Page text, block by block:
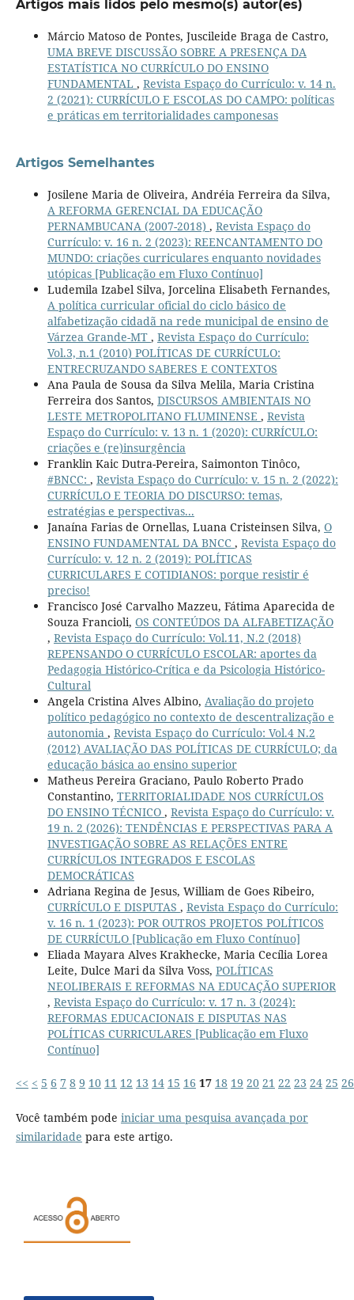
Artigos mais lidos pelo mesmo(s) autor(es)
Márcio Matoso de Pontes, Juscileide Braga de Castro,
UMA BREVE DISCUSSÃO SOBRE A PRESENÇA DA
ESTATÍSTICA NO CURRÍCULO DO ENSINO
FUNDAMENTAL , Revista Espaço do Currículo: v. 14 n.
2 (2021): CURRÍCULO E ESCOLAS DO CAMPO: políticas
e práticas em territorialidades camponesas
Artigos Semelhantes
Josilene Maria de Oliveira, Andréia Ferreira da Silva,
A REFORMA GERENCIAL DA EDUCAÇÃO
PERNAMBUCANA (2007-2018) , Revista Espaço do
Currículo: v. 16 n. 2 (2023): REENCANTAMENTO DO
MUNDO: criações curriculares enquanto novidades
utópicas [Publicação em Fluxo Contínuo]
Ludemila Izabel Silva, Jorcelina Elisabeth Fernandes,
A política curricular oficial do ciclo básico de
alfabetização cidadã na rede municipal de ensino de
Várzea Grande-MT , Revista Espaço do Currículo:
Vol.3, n.1 (2010) POLÍTICAS DE CURRÍCULO:
ENTRECRUZANDO SABERES E CONTEXTOS
Ana Paula de Sousa da Silva Melila, Maria Cristina
Ferreira dos Santos, DISCURSOS AMBIENTAIS NO
LESTE METROPOLITANO FLUMINENSE , Revista
Espaço do Currículo: v. 13 n. 1 (2020): CURRÍCULO:
criações e (re)insurgência
Franklin Kaic Dutra-Pereira, Saimonton Tinôco,
#BNCC: , Revista Espaço do Currículo: v. 15 n. 2 (2022):
CURRÍCULO E TEORIA DO DISCURSO: temas,
estratégias e perspectivas...
Janaína Farias de Ornellas, Luana Cristeinsen Silva, O
ENSINO FUNDAMENTAL DA BNCC , Revista Espaço do
Currículo: v. 12 n. 2 (2019): POLÍTICAS
CURRICULARES E COTIDIANOS: porque resistir é
preciso!
Francisco José Carvalho Mazzeu, Fátima Aparecida de
Souza Francioli, OS CONTEÚDOS DA ALFABETIZAÇÃO
, Revista Espaço do Currículo: Vol.11, N.2 (2018)
REPENSANDO O CURRÍCULO ESCOLAR: aportes da
Pedagogia Histórico-Crítica e da Psicologia Histórico-
Cultural
Angela Cristina Alves Albino, Avaliação do projeto
político pedagógico no contexto de descentralização e
autonomia , Revista Espaço do Currículo: Vol.4 N.2
(2012) AVALIAÇÃO DAS POLÍTICAS DE CURRÍCULO; da
educação básica ao ensino superior
Matheus Pereira Graciano, Paulo Roberto Prado
Constantino, TERRITORIALIDADE NOS CURRÍCULOS
DO ENSINO TÉCNICO , Revista Espaço do Currículo: v.
19 n. 2 (2026): TENDÊNCIAS E PERSPECTIVAS PARA A
INVESTIGAÇÃO SOBRE AS RELAÇÕES ENTRE
CURRÍCULOS INTEGRADOS E ESCOLAS
DEMOCRÁTICAS
Adriana Regina de Jesus, William de Goes Ribeiro,
CURRÍCULO E DISPUTAS , Revista Espaço do Currículo:
v. 16 n. 1 (2023): POR OUTROS PROJETOS POLÍTICOS
DE CURRÍCULO [Publicação em Fluxo Contínuo]
Eliada Mayara Alves Krakhecke, Maria Cecília Lorea
Leite, Dulce Mari da Silva Voss, POLÍTICAS
NEOLIBERAIS E REFORMAS NA EDUCAÇÃO SUPERIOR
, Revista Espaço do Currículo: v. 17 n. 3 (2024):
REFORMAS EDUCACIONAIS E DISPUTAS NAS
POLÍTICAS CURRICULARES [Publicação em Fluxo
Contínuo]
<< < 5 6 7 8 9 10 11 12 13 14 15 16 17 18 19 20 21 22 23 24 25 26
Você também pode iniciar uma pesquisa avançada por
similaridade para este artigo.